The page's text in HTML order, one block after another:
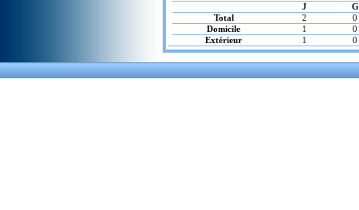
J
G
Total
2
0
Domicile
1
0
Extérieur
1 0